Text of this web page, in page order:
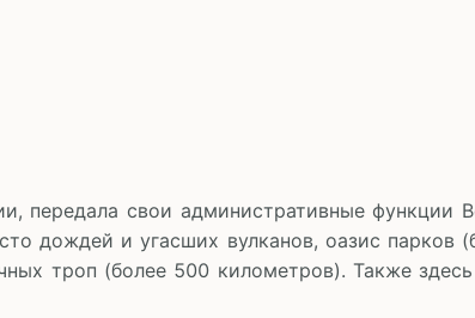
передала свои административные функции
дождей и угасших вулканов, оазис парков
троп (более 500 километров). Также